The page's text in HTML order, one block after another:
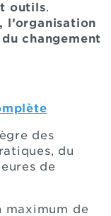
outils.
l’organisation
changement
des
du
de
maximum de